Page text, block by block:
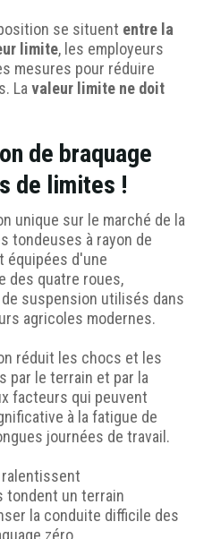
se situent entre la
limite, les employeurs
mesures pour réduire
La valeur limite ne doit
de braquage
de limites !
unique sur le marché de la
tondeuses à rayon de
équipées d'une
des quatre roues,
suspension utilisés dans
agricoles modernes.
réduit les chocs et les
par le terrain et par la
facteurs qui peuvent
à la fatigue de
journées de travail.
ralentissent
un terrain
la conduite difficile des
zéro